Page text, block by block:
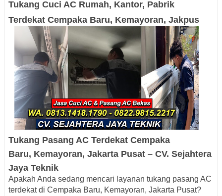
Tukang Cuci AC Rumah, Kantor, Pabrik
Terdekat Cempaka Baru, Kemayoran, Jakpus
Tukang Pasang AC Terdekat Cempaka
Baru, Kemayoran, Jakarta Pusat – CV. Sejahtera
Jaya Teknik
Apakah Anda sedang mencari layanan tukang pasang AC
terdekat di Cempaka Baru, Kemayoran, Jakarta Pusat?